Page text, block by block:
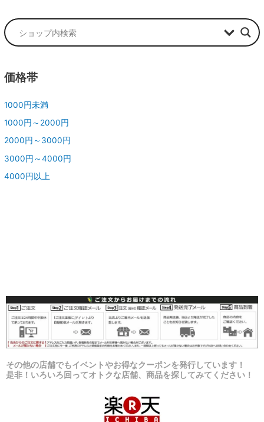
価格帯
1000円未満
1000円～2000円
2000円～3000円
3000円～4000円
4000円以上